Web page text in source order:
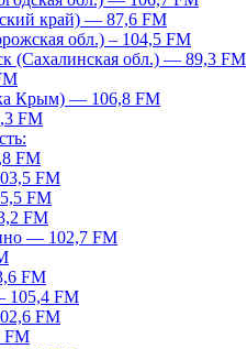
край) — 87,6 FM
обл.) – 104,5 FM
(Сахалинская обл.) — 89,3 FM
Крым) — 106,8 FM
FM
FM
FM
FM
FM
— 102,7 FM
FM
105,4 FM
FM
FM